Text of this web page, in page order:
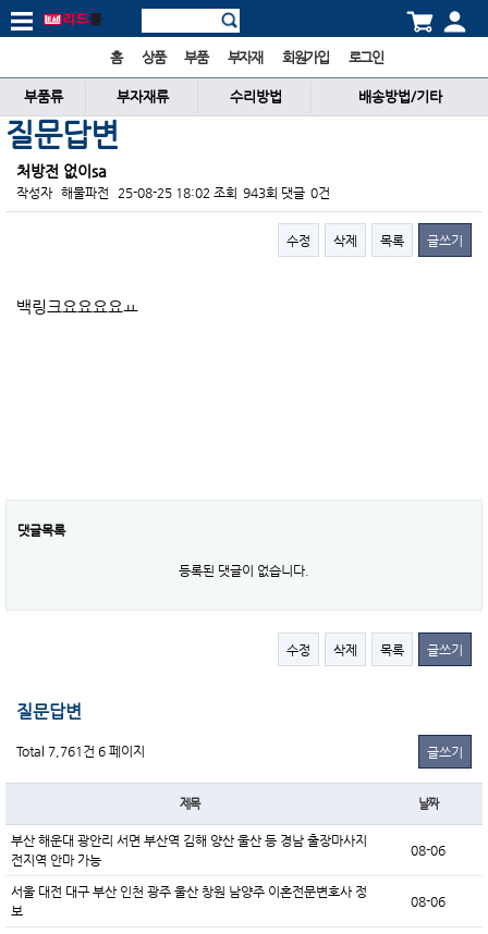
홈 상품 부품 부자재 회원가입 로그인
부품류 부자재류 수리방법 배송방법/기타
질문답변
처방전 없이sa
작성자 해물파전 25-08-25 18:02 조회 943회 댓글 0건
수정 삭제 목록 글쓰기
백링크요요요요ㅛ
댓글목록
등록된 댓글이 없습니다.
수정 삭제 목록 글쓰기
질문답변
Total 7,761건 6 페이지 글쓰기
제목 날짜
부산 해운대 광안리 서면 부산역 김해 양산 울산 등 경남 출장마사지
전지역 안마 가능
08-06
서울 대전 대구 부산 인천 광주 울산 창원 남양주 이혼전문변호사 정
보
08-06